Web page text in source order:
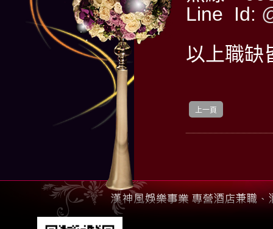
Line Id:
以上職缺
上一頁